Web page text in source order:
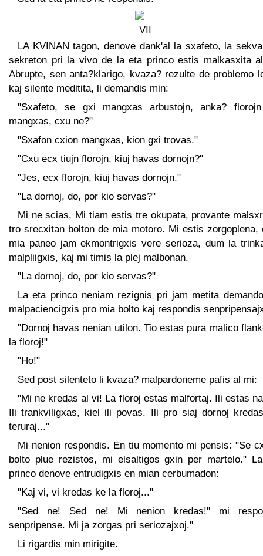
LA KVINAN tagon, denove dank'al la sxafeto, la
sekreton pri la vivo de la eta princo estis malkasxita
Abrupte, sen anta?klarigo, kvaza? rezulte de problemo
kaj silente meditita, li demandis min:
"Sxafeto, se gxi mangxas arbustojn, anka?
mangxas, cxu ne?"
"Sxafon cxion mangxas, kion gxi trovas."
"Cxu ecx tiujn florojn, kiuj havas dornojn?"
"Jes, ecx florojn, kiuj havas dornojn."
"La dornoj, do, por kio servas?"
Mi ne scias, Mi tiam estis tre okupata, provante
tro srecxitan bolton de mia motoro. Mi estis zorgoplena,
mia paneo jam ekmontrigxis vere serioza, dum la
malpliigxis, kaj mi timis la plej malbonan.
"La dornoj, do, por kio servas?"
La eta princo neniam rezignis pri jam metita
malpaciencigxis pro mia bolto kaj respondis
"Dornoj havas nenian utilon. Tio estas pura malico
la floroj!"
"Ho!"
Sed post silenteto li kvaza? malpardoneme pafis al mi:
"Mi ne kredas al vi! La floroj estas malfortaj. Ili estas
Ili trankviligxas, kiel ili povas. Ili pro siaj dornoj
teruraj..."
Mi nenion respondis. En tiu momento mi pensis: "Se
bolto plue rezistos, mi elsaltigos gxin per martelo."
princo denove entrudigxis en mian cerbumadon:
"Kaj vi, vi kredas ke la floroj..."
"Sed ne! Sed ne! Mi nenion kredas!" mi
senpripense. Mi ja zorgas pri seriozajxoj."
Li rigardis min mirigite.